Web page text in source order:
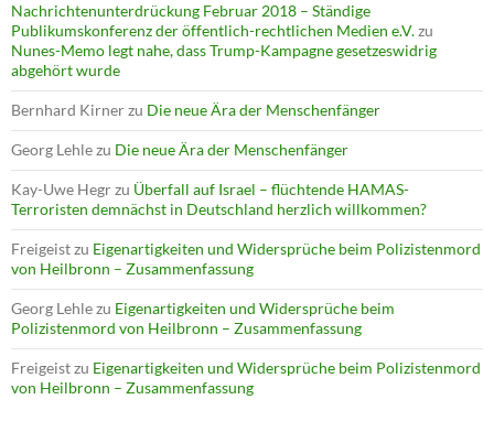
Nachrichtenunterdrückung Februar 2018 – Ständige
Publikumskonferenz der öffentlich-rechtlichen Medien e.V.zu
Nunes-Memo legt nahe, dass Trump-Kampagne gesetzeswidrig
abgehört wurde
Bernhard Kirnerzu Die neue Ära der Menschenfänger
Georg Lehlezu Die neue Ära der Menschenfänger
Kay-Uwe Hegrzu Überfall auf Israel – flüchtende HAMAS-
Terroristen demnächst in Deutschland herzlich willkommen?
Freigeistzu Eigenartigkeiten und Widersprüche beim Polizistenmord
von Heilbronn – Zusammenfassung
Georg Lehlezu Eigenartigkeiten und Widersprüche beim
Polizistenmord von Heilbronn – Zusammenfassung
Freigeistzu Eigenartigkeiten und Widersprüche beim Polizistenmord
von Heilbronn – Zusammenfassung